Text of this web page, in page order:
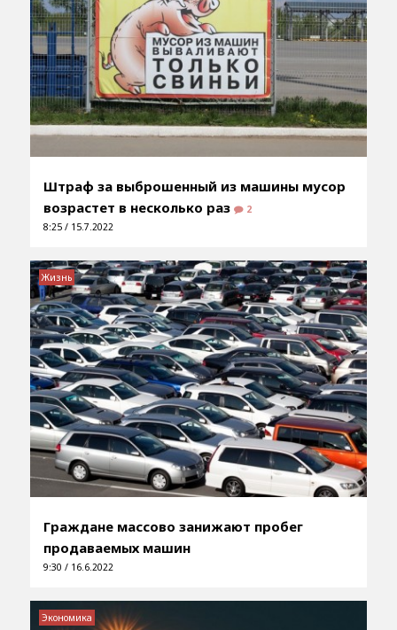
Штраф за выброшенный из машины мусор
возрастет в несколько раз
2
8:25 / 15.7.2022
Граждане массово занижают пробег
продаваемых машин
9:30 / 16.6.2022
Жизнь
Экономика